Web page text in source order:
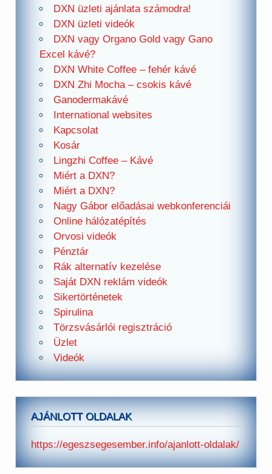
DXN üzleti ajánlata számodra!
DXN üzleti videók
DXN vagy Organo Gold vagy Gano
Excel kávé?
DXN White Coffee – fehér kávé
DXN Zhi Mocha – csokis kávé
Ganodermakávé
International websites
Kapcsolat
Kosár
Lingzhi Coffee – Kávé
Miért a DXN?
Miért a DXN?
Nagy Gábor előadásai webkonferenciái
Online hálózatépítés
Orvosi videók
Pénztár
Rák alternatív kezelése
Saját DXN reklám videók
Sikertörténetek
Spirulina
Törzsvásárlói regisztráció
Üzlet
Videók
AJÁNLOTT OLDALAK
https://egeszsegesember.info/ajanlott-oldalak/